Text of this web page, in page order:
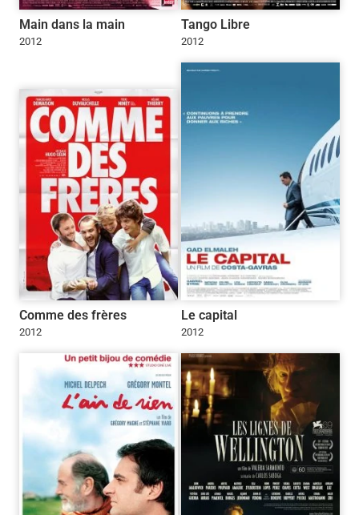
Main dans la main
2012
Tango Libre
2012
Comme des frères
2012
Le capital
2012